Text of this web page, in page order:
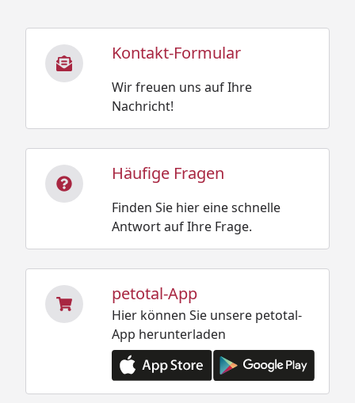
Kontakt-Formular
Wir freuen uns auf Ihre
Nachricht!
Häufige Fragen
Finden Sie hier eine schnelle
Antwort auf Ihre Frage.
petotal-App
Hier können Sie unsere petotal-
App herunterladen